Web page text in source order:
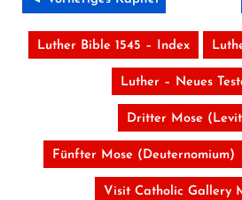
Luther Bible 1545 – Index
Luther – Neues
Dritter Mose
Fünfter Mose (Deuternomium)
Visit Catholic Gallery